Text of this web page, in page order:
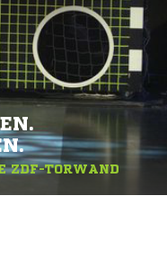
ZDF-TORWAND